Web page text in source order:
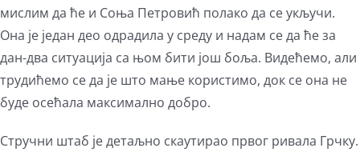
мислим да ће и Соња Петровић полако да се укључи.
Она је један део одрадила у среду и надам се да ће за
дан-два ситуација са њом бити још боља. Видећемо, али
трудићемо се да је што мање користимо, док се она не
буде осећала максимално добро.
Стручни штаб је детаљно скаутирао првог ривала Грчку.